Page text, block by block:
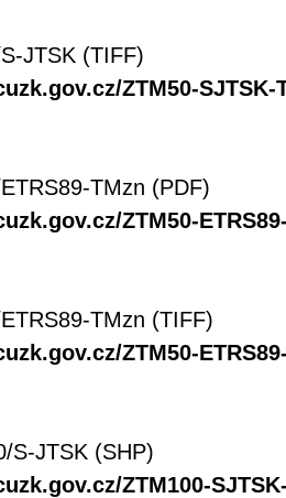
JTSK (TIFF)
ZTM50-SJTSK-
TMzn (PDF)
ZTM50-
TMzn (TIFF)
ZTM50-
S-JTSK (SHP)
ZTM100-